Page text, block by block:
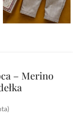
– Merino